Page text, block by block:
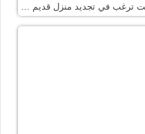
ترغب في تجديد منزل قديم …